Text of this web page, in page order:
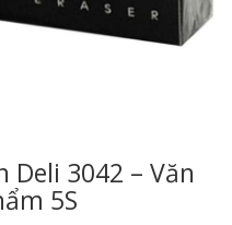
3042 – Văn
5S